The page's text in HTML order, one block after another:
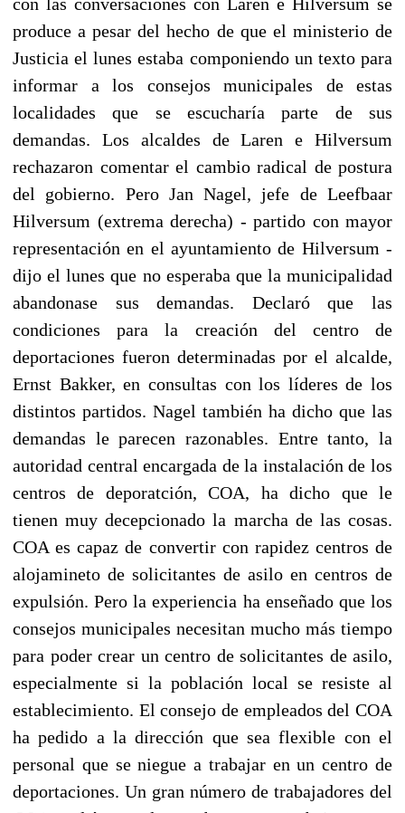
produce a pesar del hecho de que el ministerio de
Justicia el lunes estaba componiendo un texto para
informar a los consejos municipales de estas
localidades que se escucharía parte de sus
demandas. Los alcaldes de Laren e Hilversum
rechazaron comentar el cambio radical de postura
del gobierno. Pero Jan Nagel, jefe de Leefbaar
Hilversum (extrema derecha) - partido con mayor
representación en el ayuntamiento de Hilversum -
dijo el lunes que no esperaba que la municipalidad
abandonase sus demandas. Declaró que las
condiciones para la creación del centro de
deportaciones fueron determinadas por el alcalde,
Ernst Bakker, en consultas con los líderes de los
distintos partidos. Nagel también ha dicho que las
demandas le parecen razonables. Entre tanto, la
autoridad central encargada de la instalación de los
centros de deporatción, COA, ha dicho que le
tienen muy decepcionado la marcha de las cosas.
COA es capaz de convertir con rapidez centros de
alojamineto de solicitantes de asilo en centros de
expulsión. Pero la experiencia ha enseñado que los
consejos municipales necesitan mucho más tiempo
para poder crear un centro de solicitantes de asilo,
especialmente si la población local se resiste al
establecimiento. El consejo de empleados del COA
ha pedido a la dirección que sea flexible con el
personal que se niegue a trabajar en un centro de
deportaciones. Un gran número de trabajadores del